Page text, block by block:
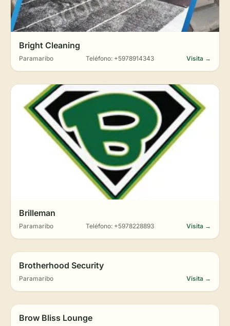
Bright Cleaning
Paramaribo Teléfono: +5978914343 Visita →
Brilleman
Paramaribo Teléfono: +5978228893 Visita →
Brotherhood Security
Paramaribo Visita →
Brow Bliss Lounge